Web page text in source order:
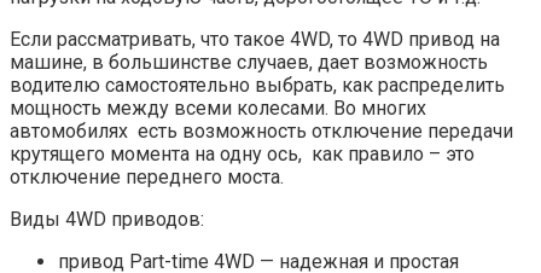
Если рассматривать, что такое 4WD, то 4WD привод на
машине, в большинстве случаев, дает возможность
водителю самостоятельно выбрать, как распределить
мощность между всеми колесами. Во многих
автомобилях есть возможность отключение передачи
крутящего момента на одну ось, как правило – это
отключение переднего моста.
Виды 4WD приводов:
привод Part-time 4WD — надежная и простая